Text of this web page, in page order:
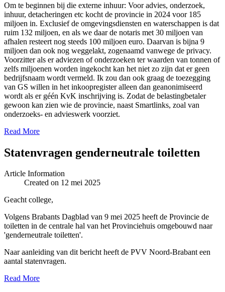
Om te beginnen bij die externe inhuur: Voor advies, onderzoek,
inhuur, detacheringen etc kocht de provincie in 2024 voor 185
miljoen in. Exclusief de omgevingsdiensten en waterschappen is dat
ruim 132 miljoen, en als we daar de notaris met 30 miljoen van
afhalen resteert nog steeds 100 miljoen euro. Daarvan is bijna 9
miljoen dan ook nog weggelakt, zogenaamd vanwege de privacy.
Voorzitter als er adviezen of onderzoeken ter waarden van tonnen of
zelfs miljoenen worden ingekocht kan het niet zo zijn dat er geen
bedrijfsnaam wordt vermeld. Ik zou dan ook graag de toezegging
van GS willen in het inkoopregister alleen dan geanonimiseerd
wordt als er géén KvK inschrijving is. Zodat de belastingbetaler
gewoon kan zien wie de provincie, naast Smartlinks, zoal van
onderzoeks- en advieswerk voorziet.
Read More
Statenvragen genderneutrale toiletten
Article Information
Created on 12 mei 2025
Geacht college,
Volgens Brabants Dagblad van 9 mei 2025 heeft de Provincie de
toiletten in de centrale hal van het Provinciehuis omgebouwd naar
'genderneutrale toiletten'.
Naar aanleiding van dit bericht heeft de PVV Noord-Brabant een
aantal statenvragen.
Read More